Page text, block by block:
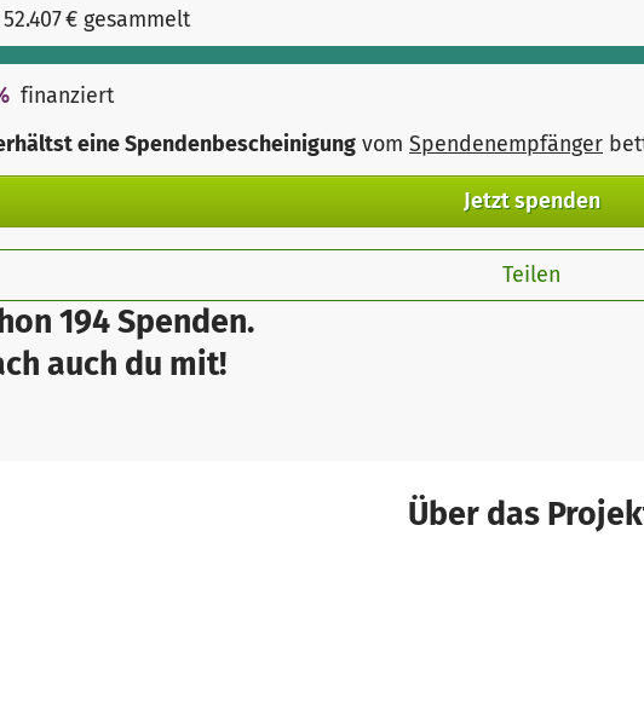
194 Spenden.
auch du mit!
€ gesammelt
finanziert
eine Spendenbescheinigung vom Spendenempfänger
Jetzt spenden
Teilen
Über das